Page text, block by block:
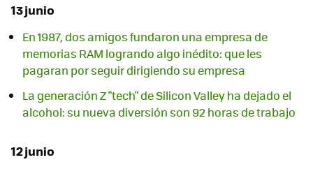
13 junio
En 1987, dos amigos fundaron una empresa de
memorias RAM logrando algo inédito: que les
pagaran por seguir dirigiendo su empresa
La generación Z "tech" de Silicon Valley ha dejado el
alcohol: su nueva diversión son 92 horas de trabajo
12 junio